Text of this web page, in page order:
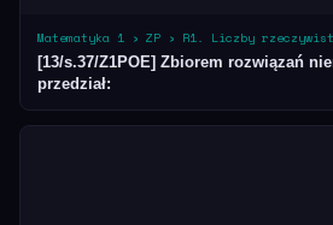
Matematyka 1 › ZP › R1. Liczby
[13/s.37/Z1POE] Zbiorem rozwiązań
przedział: